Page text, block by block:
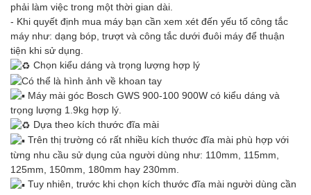
phải làm việc trong một thời gian dài.
- Khi quyết định mua máy bạn cần xem xét đến yếu tố công tắc
máy như: dạng bóp, trượt và công tắc dưới đuôi máy để thuận
tiện khi sử dụng.
Chọn kiểu dáng và trọng lượng hợp lý
Máy mài góc Bosch GWS 900-100 900W có kiểu dáng và
trọng lượng 1.9kg hợp lý.
Dựa theo kích thước đĩa mài
Trên thị trường có rất nhiều kích thước đĩa mài phù hợp với
từng nhu cầu sử dụng của người dùng như: 110mm, 115mm,
125mm, 150mm, 180mm hay 230mm.
Tuy nhiên, trước khi chọn kích thước đĩa mài người dùng cần